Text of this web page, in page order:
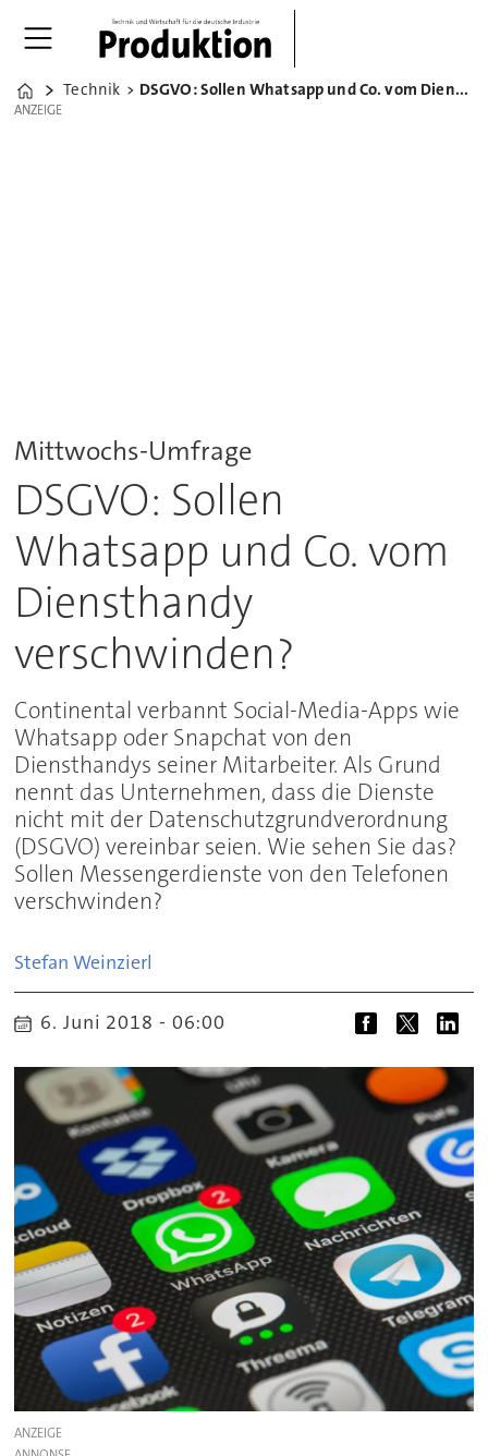
Home
Technik DSGVO: Sollen Whatsapp und Co. vom Diensthandy verschwinden?
ANZEIGE
ANZEIGE
Mittwochs-Umfrage
DSGVO: Sollen
Whatsapp und Co. vom
Diensthandy
verschwinden?
Continental verbannt Social-Media-Apps wie
Whatsapp oder Snapchat von den
Diensthandys seiner Mitarbeiter. Als Grund
nennt das Unternehmen, dass die Dienste
nicht mit der Datenschutzgrundverordnung
(DSGVO) vereinbar seien. Wie sehen Sie das?
Sollen Messengerdienste von den Telefonen
verschwinden?
Stefan Weinzierl
6. Juni 2018 - 06:00
ANZEIGE